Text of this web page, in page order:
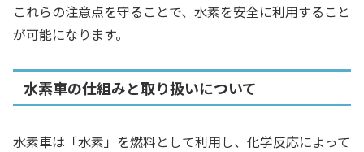
これらの注意点を守ることで、水素を安全に利用すること
が可能になります。
水素車の仕組みと取り扱いについて
水素車は「水素」を燃料として利用し、化学反応によって